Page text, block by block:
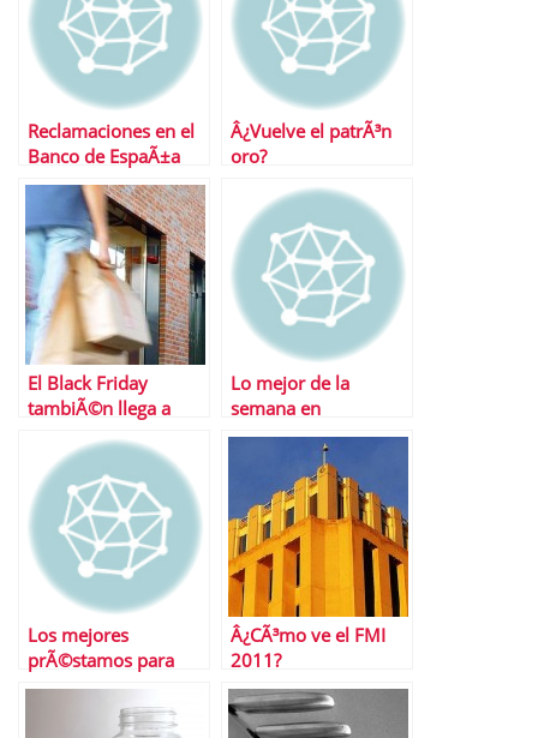
Reclamaciones en el
Banco de EspaÃ±a
Â¿Vuelve el patrÃ³n
oro?
El Black Friday
tambiÃ©n llega a
Lo mejor de la
semana en
Financialred
Los mejores
prÃ©stamos para
Navidad
Â¿CÃ³mo ve el FMI
2011?